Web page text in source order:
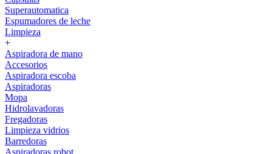
Superautomatica
Espumadores de leche
Limpieza
+
Aspiradora de mano
Accesorios
Aspiradora escoba
Aspiradoras
Mopa
Hidrolavadoras
Fregadoras
Limpieza vidrios
Barredoras
Aspiradoras robot